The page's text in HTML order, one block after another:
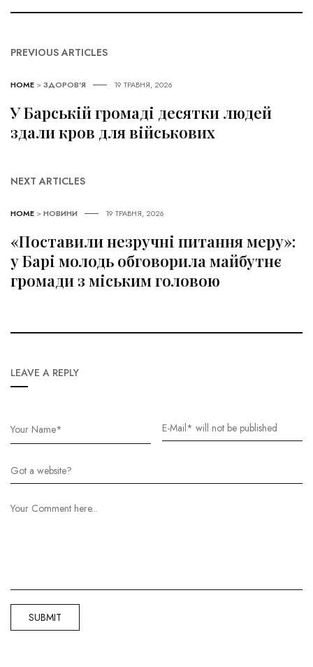
PREVIOUS ARTICLES
HOME >ЗДОРОВ'Я 19 ТРАВНЯ, 2026
У Барській громаді десятки людей
здали кров для військових
NEXT ARTICLES
HOME >НОВИНИ 19 ТРАВНЯ, 2026
«Поставили незручні питання меру»:
у Барі молодь обговорила майбутнє
громади з міським головою
LEAVE A REPLY